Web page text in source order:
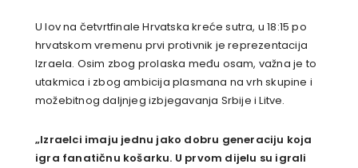
U lov na četvrtfinale Hrvatska kreće sutra, u 18:15 po
hrvatskom vremenu prvi protivnik je reprezentacija
Izraela. Osim zbog prolaska među osam, važna je to
utakmica i zbog ambicija plasmana na vrh skupine i
možebitnog daljnjeg izbjegavanja Srbije i Litve.
„Izraelci imaju jednu jako dobru generaciju koja
igra fanatičnu košarku. U prvom dijelu su igrali